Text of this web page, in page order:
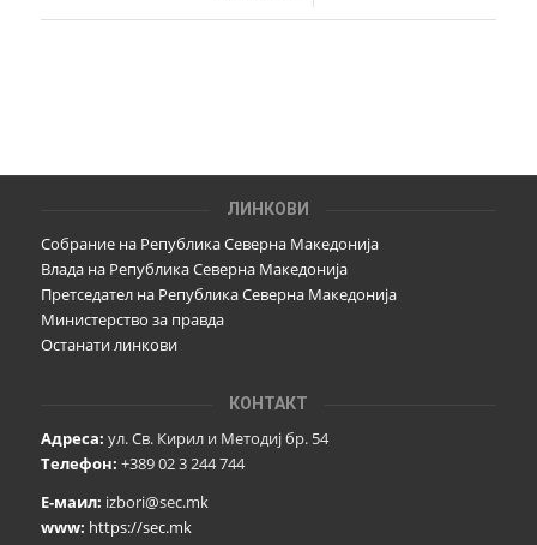
ЛИНКОВИ
Собрание на Република Северна Македонија
Влада на Република Северна Македонија
Претседател на Република Северна Македонија
Министерство за правда
Останати линкови
КОНТАКТ
Адреса: ул. Св. Кирил и Методиј бр. 54
Телефон: +389 02 3 244 744
Е-маил: izbori@sec.mk
www: https://sec.mk